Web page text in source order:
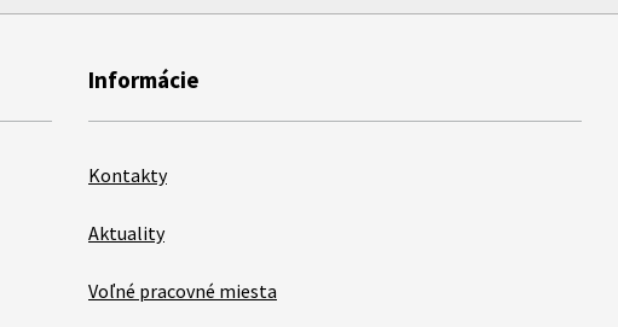
Informácie
Kontakty
Aktuality
Voľné pracovné miesta